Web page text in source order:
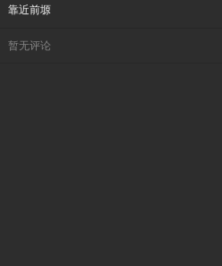
靠近前塬
暂无评论